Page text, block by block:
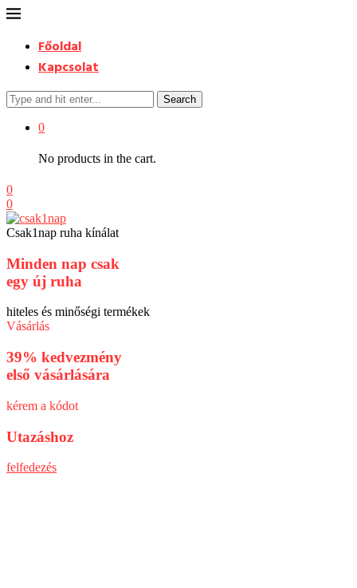
Főoldal
Kapcsolat
Search
0
No products in the cart.
0
0
Csak1nap ruha kínálat
Minden nap csak
egy új ruha
hiteles és minőségi termékek
Vásárlás
39% kedvezmény
első vásárlására
kérem a kódot
Utazáshoz
felfedezés